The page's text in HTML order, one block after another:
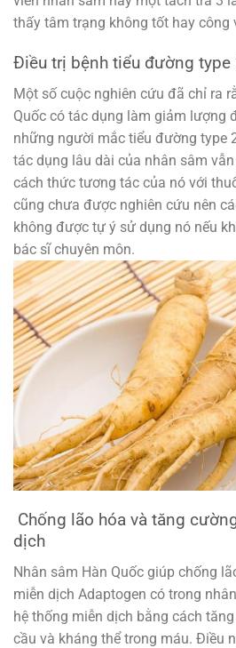
thấy tâm trạng không tốt hay công
Điều trị bệnh tiểu đường type
Một số cuộc nghiên cứu đã chỉ ra
Quốc có tác dụng làm giảm lượng
những người mắc tiểu đường type
tác dụng lâu dài của nhân sâm
cách thức tương tác của nó với
cũng chưa được nghiên cứu nên
không được tự ý sử dụng nó nếu
bác sĩ chuyên môn.
Chống lão hóa và tăng
dịch
Nhân sâm Hàn Quốc giúp chống
miễn dịch Adaptogen có trong
hệ thống miễn dịch bằng cách
cầu và kháng thể trong máu. Điều